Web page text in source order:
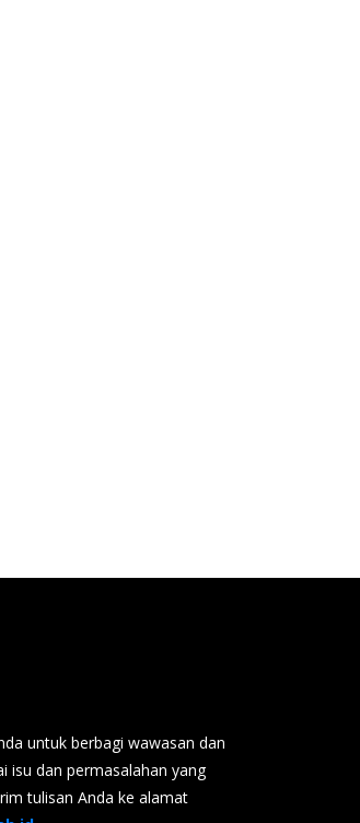
untuk berbagi wawasan dan
isu dan permasalahan yang
tulisan Anda ke alamat